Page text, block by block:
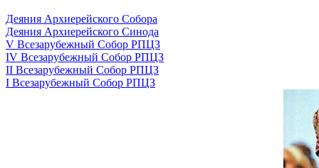
Деяния Архиерейского Собора
Деяния Архиерейского Синода
V Всезарубежный Собор РПЦЗ
IV Всезарубежный Собор РПЦЗ
II Всезарубежный Собор РПЦЗ
I Всезарубежный Собор РПЦЗ